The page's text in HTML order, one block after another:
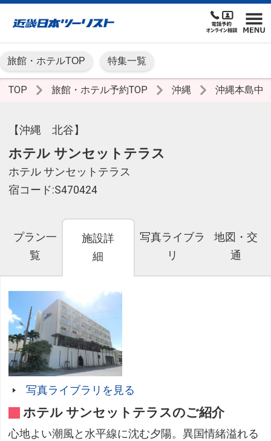
旅館・ホテルTOP 特集一覧
TOP 旅館・ホテル予約TOP 沖縄 沖縄本島中
【沖縄 北谷】
ホテル サンセットテラス
ホテル サンセットテラス
宿コード:S470424
プラン一
覧
施設詳
細
写真ライブラ
リ
地図・交
通
写真ライブラリを見る
ホテル サンセットテラスのご紹介
心地よい潮風と水平線に沈む夕陽。異国情緒溢れる